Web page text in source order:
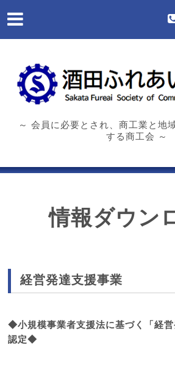
～ 会員に必要とされ、商工業と地
する商工会 ～
情報ダウン
経営発達支援事業
◆小規模事業者支援法に基づく「経
認定◆